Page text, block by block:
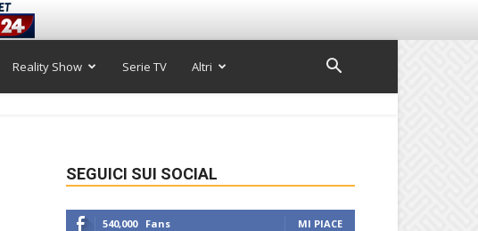
Reality Show Serie TV Altri
SEGUICI SUI SOCIAL
540,000 Fans MI PIACE